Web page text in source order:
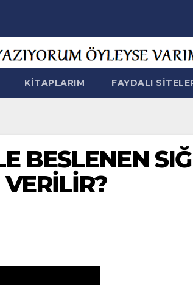
KITAPLARIM FAYDALI
BESLENEN